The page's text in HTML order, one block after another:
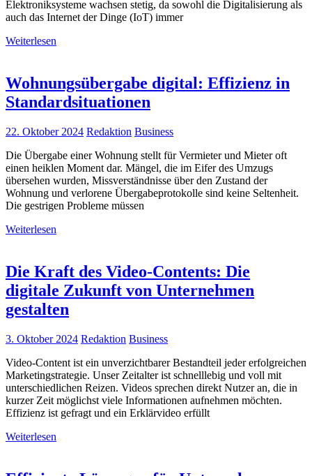
Elektroniksysteme wachsen stetig, da sowohl die Digitalisierung als
auch das Internet der Dinge (IoT) immer
Weiterlesen
Wohnungsübergabe digital: Effizienz in
Standardsituationen
22. Oktober 2024 Redaktion Business
Die Übergabe einer Wohnung stellt für Vermieter und Mieter oft
einen heiklen Moment dar. Mängel, die im Eifer des Umzugs
übersehen wurden, Missverständnisse über den Zustand der
Wohnung und verlorene Übergabeprotokolle sind keine Seltenheit.
Die gestrigen Probleme müssen
Weiterlesen
Die Kraft des Video-Contents: Die
digitale Zukunft von Unternehmen
gestalten
3. Oktober 2024 Redaktion Business
Video-Content ist ein unverzichtbarer Bestandteil jeder erfolgreichen
Marketingstrategie. Unser Zeitalter ist schnelllebig und voll mit
unterschiedlichen Reizen. Videos sprechen direkt Nutzer an, die in
kurzer Zeit möglichst viele Informationen aufnehmen möchten.
Effizienz ist gefragt und ein Erklärvideo erfüllt
Weiterlesen